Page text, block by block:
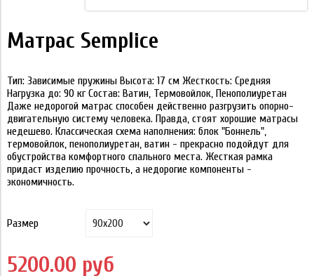
Матрас Semplice
Тип: Зависимые пружины Высота: 17 см Жесткость: Средняя
Нагрузка до: 90 кг Состав: Ватин, Термовойлок, Пенополиуретан
Даже недорогой матрас способен действенно разгрузить опорно-
двигательную систему человека. Правда, стоят хорошие матрасы
недешево. Классическая схема наполнения: блок "Боннель",
термовойлок, пенополиуретан, ватин - прекрасно подойдут для
обустройства комфортного спального места. Жесткая рамка
придаст изделию прочность, а недорогие компоненты -
экономичность.
Размер
5200.00 руб